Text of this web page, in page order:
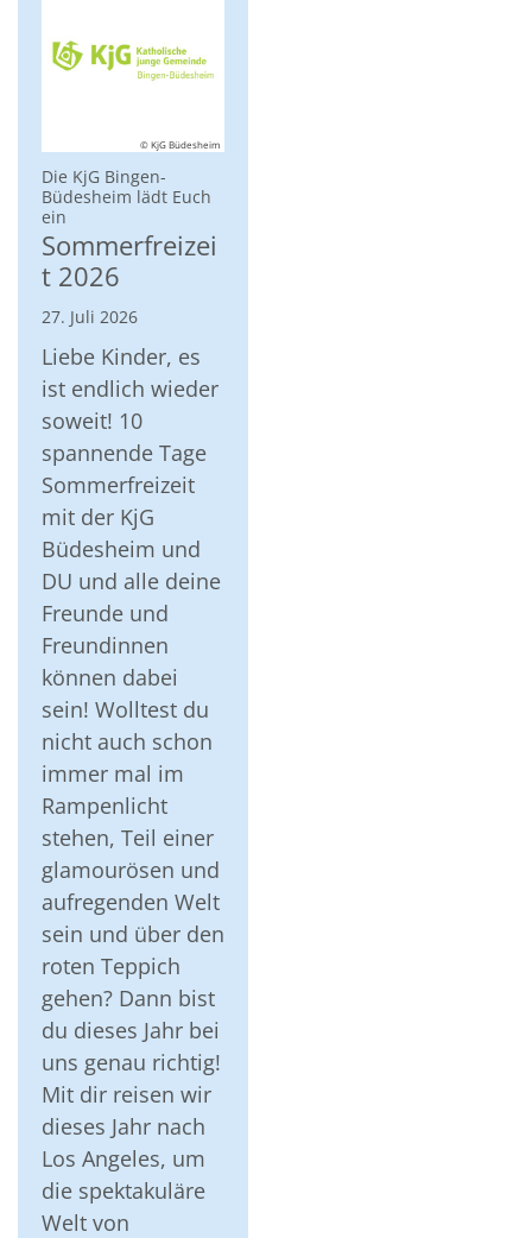
© KjG Büdesheim
Die KjG Bingen-
Büdesheim lädt Euch
ein
Sommerfreizei
t 2026
27. Juli 2026
Liebe Kinder, es
ist endlich wieder
soweit! 10
spannende Tage
Sommerfreizeit
mit der KjG
Büdesheim und
DU und alle deine
Freunde und
Freundinnen
können dabei
sein! Wolltest du
nicht auch schon
immer mal im
Rampenlicht
stehen, Teil einer
glamourösen und
aufregenden Welt
sein und über den
roten Teppich
gehen? Dann bist
du dieses Jahr bei
uns genau richtig!
Mit dir reisen wir
dieses Jahr nach
Los Angeles, um
die spektakuläre
Welt von